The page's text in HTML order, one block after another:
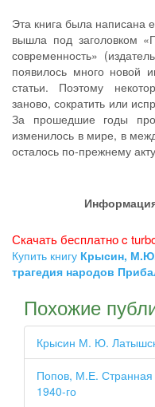
Эта книга была написана
вышла под заголовком
современность»
появилось много новой
статьи. Поэтому
заново, сократить или
За прошедшие годы
изменилось в мире, в
осталось по-прежнему
Скачать бесплатно c
Купить книгу Крысин,
трагедия народов
Похожие
Крысин М. Ю.
Попов, М.Е. Странная
1940-го